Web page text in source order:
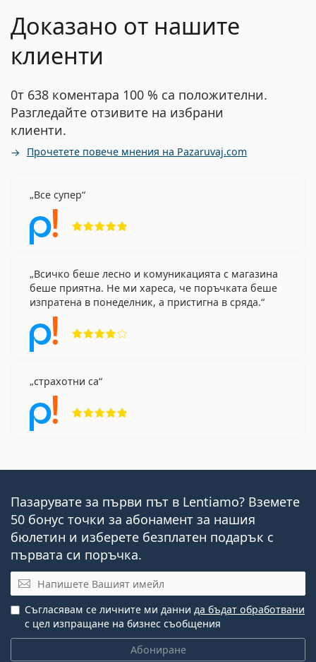
Доказано от нашите
клиенти
0т 638 коментара 100 % са положителни.
Разгледайте отзивите на избрани
клиенти.
Прочетете повече мнения на Pazaruvaj.com
Все супер
Всичко беше лесно и комуникацията с магазина
беше приятна. Не ми хареса, че поръчката беше
изпратена в понеделник, а пристигна в сряда.
страхотни са
Пазарувате за първи път в Lentiamo? Вземете
50 бонус точки за абонамент за нашия
бюлетин и изберете безплатен подарък с
първата си поръчка.
Имейл
Абониране
Съгласявам се личните ми данни да бъдат обработвани
с цел изпращане на бизнес съобщения